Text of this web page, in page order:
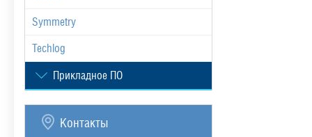
Symmetry
Techlog
Прикладное ПО
Контакты